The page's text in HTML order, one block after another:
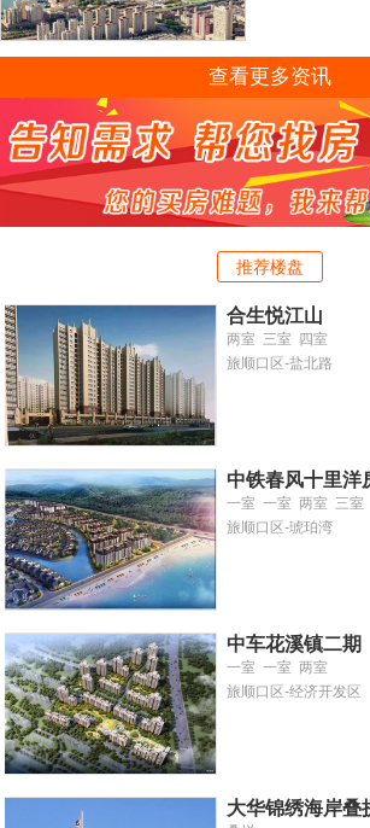
查看更多资讯
推荐楼盘
合生悦江山
两室 三室
四室
旅顺口区-盐北路
中铁春风十里洋
一室一室两室 三室
旅顺口区-琥珀湾
中车花溪镇二期
一室一室两室
旅顺口区-经济开发区
大华锦绣海岸叠